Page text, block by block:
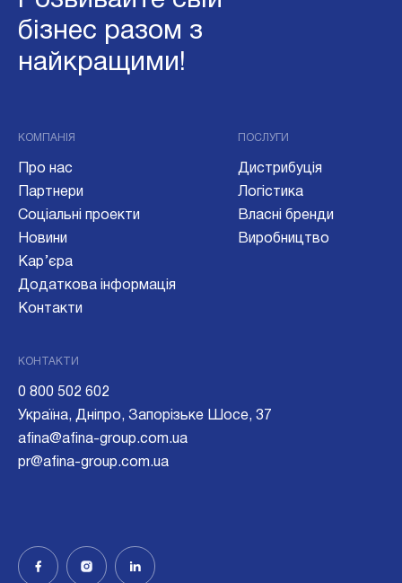
бізнес разом з
найкращими!
КОМПАНІЯ
Про нас
Партнери
Соціальні проекти
Новини
Кар’єра
Додаткова інформація
Контакти
ПОСЛУГИ
Дистрибуція
Логістика
Власні бренди
Виробництво
КОНТАКТИ
0 800 502 602
Україна, Дніпро, Запорізьке Шосе, 37
afina@afina-group.com.ua
pr@afina-group.com.ua